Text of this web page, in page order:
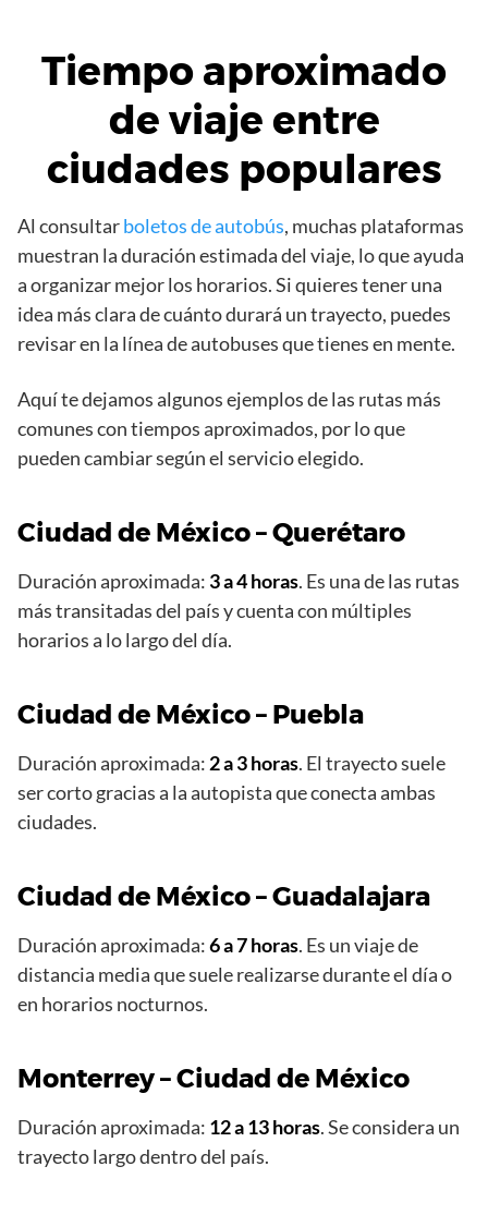
Tiempo aproximado
de viaje entre
ciudades populares
Al consultarboletos de autobús, muchas plataformas
muestran la duración estimada del viaje, lo que ayuda
a organizar mejor los horarios. Si quieres tener una
idea más clara de cuánto durará un trayecto, puedes
revisar en la línea de autobuses que tienes en mente.
Aquí te dejamos algunos ejemplos de las rutas más
comunes con tiempos aproximados, por lo que
pueden cambiar según el servicio elegido.
Ciudad de México – Querétaro
Duración aproximada: 3 a 4 horas. Es una de las rutas
más transitadas del país y cuenta con múltiples
horarios a lo largo del día.
Ciudad de México – Puebla
Duración aproximada: 2 a 3 horas. El trayecto suele
ser corto gracias a la autopista que conecta ambas
ciudades.
Ciudad de México – Guadalajara
Duración aproximada:6 a 7 horas. Es un viaje de
distancia media que suele realizarse durante el día o
en horarios nocturnos.
Monterrey – Ciudad de México
Duración aproximada: 12 a 13 horas. Se considera un
trayecto largo dentro del país.